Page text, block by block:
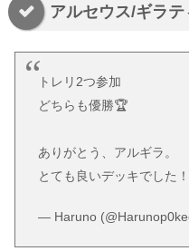
アルセウス/ギラ
トレリ2つ参加
どちらも優勝🏆️
ありがとう、アルギラ。
とても良いデッキでした！
— Haruno